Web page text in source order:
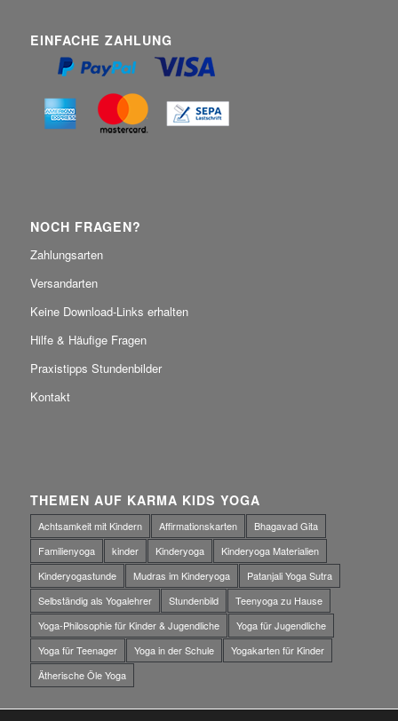
EINFACHE ZAHLUNG
NOCH FRAGEN?
Zahlungsarten
Versandarten
Keine Download-Links erhalten
Hilfe & Häufige Fragen
Praxistipps Stundenbilder
Kontakt
THEMEN AUF KARMA KIDS YOGA
Achtsamkeit mit Kindern Affirmationskarten
Bhagavad Gita
Familienyoga
kinder Kinderyoga
Kinderyoga Materialien
Kinderyogastunde
Mudras im Kinderyoga
Patanjali Yoga Sutra
Selbständig als Yogalehrer
Stundenbild
Teenyoga zu Hause
Yoga-Philosophie für Kinder & Jugendliche
Yoga für Jugendliche
Yoga für Teenager
Yoga in der Schule
Yogakarten für Kinder
Ätherische Öle Yoga